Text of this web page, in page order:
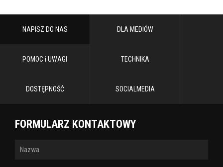
NAPISZ DO NAS DLA MEDIÓW
POMOC i UWAGI TECHNIKA
DOSTĘPNOŚĆ SOCIALMEDIA
FORMULARZ KONTAKTOWY